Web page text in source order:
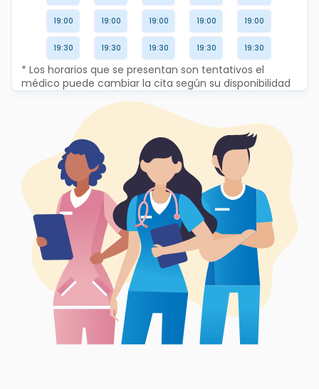
19:00
19:30
19:00
19:30
19:00
19:30
19:00
19:30
19:00
19:30
* Los horarios que se presentan son tentativos el
médico puede cambiar la cita según su disponibilidad